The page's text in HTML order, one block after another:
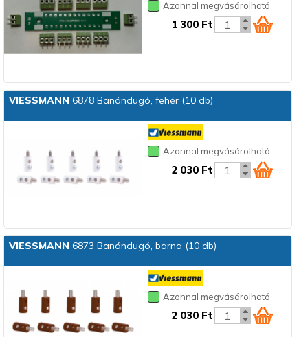
Azonnal megvásárolható
1 300 Ft
VIESSMANN 6878 Banándugó, fehér (10 db)
Azonnal megvásárolható
2 030 Ft
VIESSMANN 6873 Banándugó, barna (10 db)
Azonnal megvásárolható
2 030 Ft